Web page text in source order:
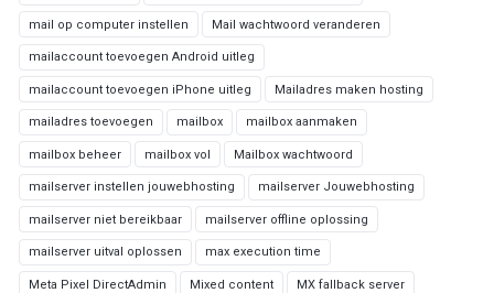
mail op computer instellen Mail wachtwoord veranderen
mailaccount toevoegen Android uitleg
mailaccount toevoegen iPhone uitleg Mailadres maken hosting
mailadres toevoegen mailbox mailbox aanmaken
mailbox beheer mailbox vol Mailbox wachtwoord
mailserver instellen jouwebhosting mailserver Jouwebhosting
mailserver niet bereikbaar mailserver offline oplossing
mailserver uitval oplossen max execution time
Meta Pixel DirectAdmin Mixed content MX fallback server